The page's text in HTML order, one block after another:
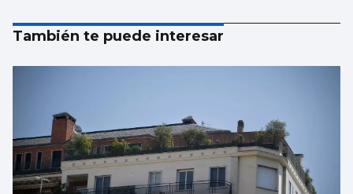
También te puede interesar